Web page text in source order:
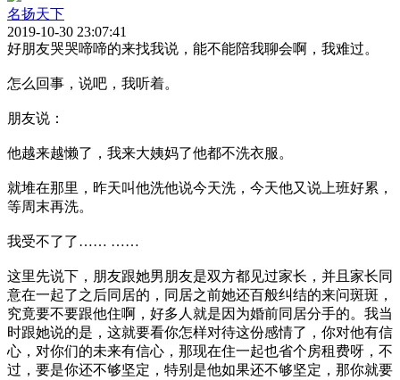
名扬天下
2019-10-30 23:07:41
好朋友哭哭啼啼的来找我说，能不能陪我聊会啊，我难过。
怎么回事，说吧，我听着。
朋友说：
他越来越懒了，我来大姨妈了他都不洗衣服。
就堆在那里，昨天叫他洗他说今天洗，今天他又说上班好累，
等周末再洗。
我受不了了…… ……
这里先说下，朋友跟她男朋友是双方都见过家长，并且家长同
意在一起了之后同居的，同居之前她还百般纠结的来问斑斑，
究竟要不要跟他住啊，好多人就是因为婚前同居分手的。我当
时跟她说的是，这就要看你怎样对待这份感情了，你对他有信
心，对你们的未来有信心，那现在住一起也省个房租费呀，不
过，要是你还不够坚定，特别是他如果还不够坚定，那你就要